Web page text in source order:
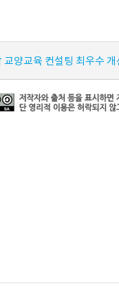
교양교육 컨설팅 최우수